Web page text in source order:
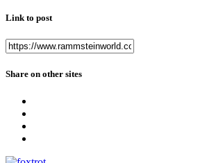
Link to post
Share on other sites